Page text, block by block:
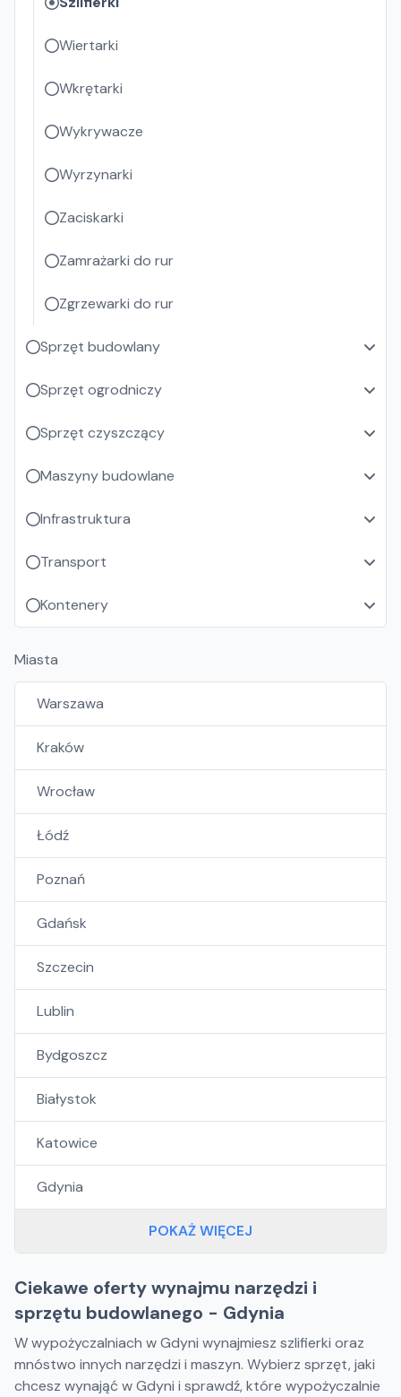
Wiertarki
Wkrętarki
Wykrywacze
Wyrzynarki
Zaciskarki
Zamrażarki do rur
Zgrzewarki do rur
Sprzęt budowlany
Sprzęt ogrodniczy
Sprzęt czyszczący
Maszyny budowlane
Infrastruktura
Transport
Kontenery
Miasta
Warszawa
Kraków
Wrocław
Łódź
Poznań
Gdańsk
Szczecin
Lublin
Bydgoszcz
Białystok
Katowice
Gdynia
POKAŻ WIĘCEJ
Ciekawe oferty wynajmu narzędzi i
sprzętu budowlanego - Gdynia
W wypożyczalniach w Gdyni wynajmiesz szlifierki oraz
mnóstwo innych narzędzi i maszyn. Wybierz sprzęt, jaki
chcesz wynająć w Gdyni i sprawdź, które wypożyczalnie